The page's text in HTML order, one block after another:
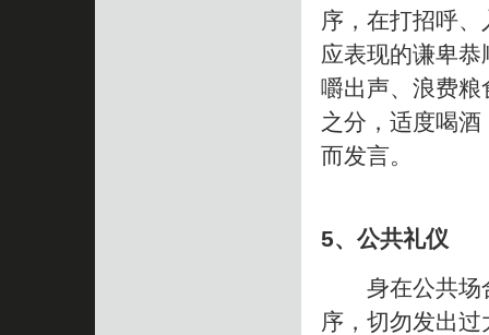
序，在打招呼
应表现的谦卑
嚼出声、浪费
之分，适度喝
而发言。
5、公共礼仪
身在公共场合
序，切勿发出